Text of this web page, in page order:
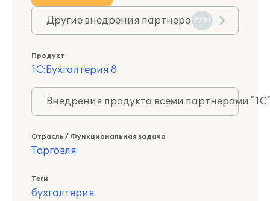
Другие внедрения партнера 7791
Продукт
1С:Бухгалтерия 8
Внедрения продукта всеми партнерами
Отрасль / Функциональная задача
Торговля
Теги
бухгалтерия